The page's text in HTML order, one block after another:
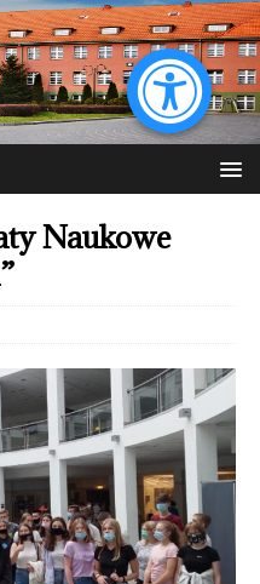
Naukowe